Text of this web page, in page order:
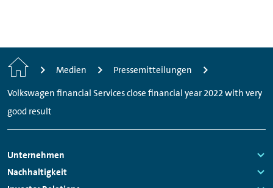
Home Medien
Pressemitteilungen
Volkswagen financial Services close financial year 2022 with very
good result
Footer
Navigation
Unternehmen
Links:
Nachhaltigkeit